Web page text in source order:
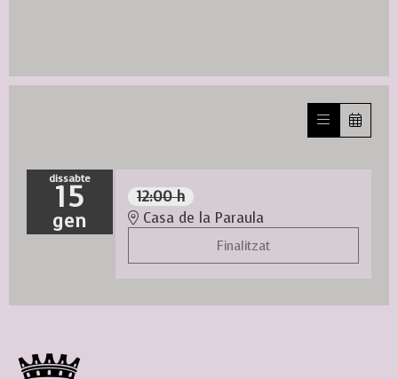
dissabte
15
gen
12:00 h
Casa de la Paraula
Finalitzat